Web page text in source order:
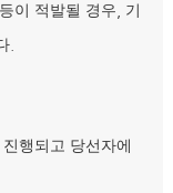
이 적발될 경우 기
행되고 당선자에